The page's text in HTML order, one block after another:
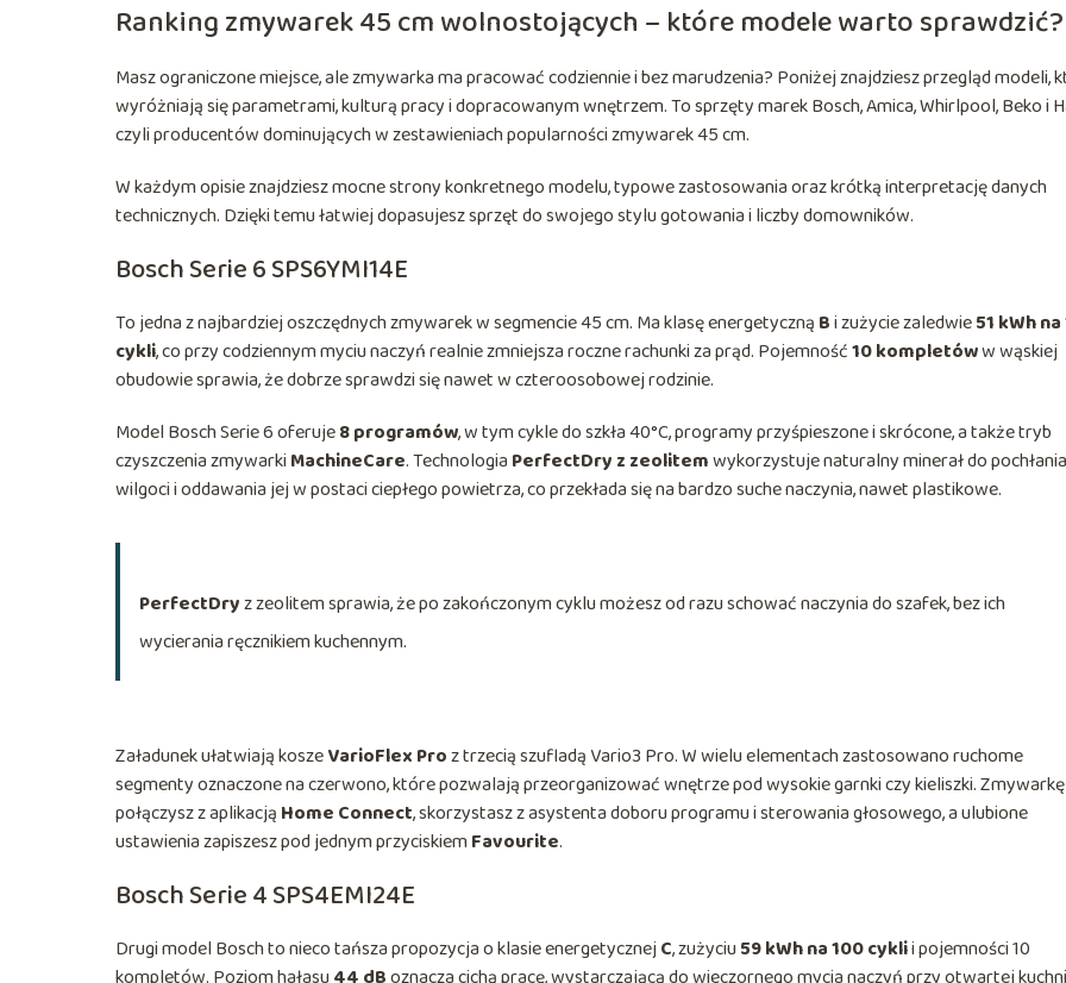
Ranking zmywarek 45 cm wolnostojących – które modele warto sprawdzić?
Masz ograniczone miejsce, ale zmywarka ma pracować codziennie i bez marudzenia? Poniżej znajdziesz przegląd modeli,
wyróżniają się parametrami, kulturą pracy i dopracowanym wnętrzem. To sprzęty marek Bosch, Amica, Whirlpool, Beko i
czyli producentów dominujących w zestawieniach popularności zmywarek 45 cm.
W każdym opisie znajdziesz mocne strony konkretnego modelu, typowe zastosowania oraz krótką interpretację danych
technicznych. Dzięki temu łatwiej dopasujesz sprzęt do swojego stylu gotowania i liczby domowników.
Bosch Serie 6 SPS6YMI14E
To jedna z najbardziej oszczędnych zmywarek w segmencie 45 cm. Ma klasę energetyczną Bi zużycie zaledwie51 kWh
cykli, co przy codziennym myciu naczyń realnie zmniejsza roczne rachunki za prąd. Pojemność10 kompletóww wąskiej
obudowie sprawia, że dobrze sprawdzi się nawet w czteroosobowej rodzinie.
Model Bosch Serie 6 oferuje8 programów, w tym cykle do szkła 40°C, programy przyśpieszone i skrócone, a także tryb
czyszczenia zmywarki MachineCare. Technologia PerfectDry z zeolitemwykorzystuje naturalny minerał do
wilgoci i oddawania jej w postaci ciepłego powietrza, co przekłada się na bardzo suche naczynia, nawet plastikowe.
PerfectDryz zeolitem sprawia, że po zakończonym cyklu możesz od razu schować naczynia do szafek, bez ich
wycierania ręcznikiem kuchennym.
Załadunek ułatwiają koszeVarioFlex Proz trzecią szufladą Vario3 Pro. W wielu elementach zastosowano ruchome
segmenty oznaczone na czerwono, które pozwalają przeorganizować wnętrze pod wysokie garnki czy kieliszki. Zmywarkę
połączysz z aplikacją Home Connect, skorzystasz z asystenta doboru programu i sterowania głosowego, a ulubione
ustawienia zapiszesz pod jednym przyciskiemFavourite.
Bosch Serie 4 SPS4EMI24E
Drugi model Bosch to nieco tańsza propozycja o klasie energetycznejC, zużyciu59 kWh na 100 cyklii pojemności 10